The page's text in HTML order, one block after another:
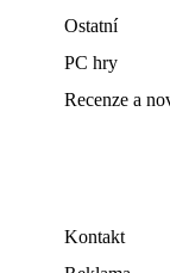
Ostatní
PC hry
Recenze a
Kontakt